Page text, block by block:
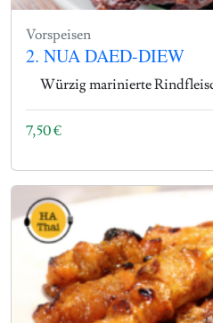
Vorspeisen
2. NUA DAED-DIEW
Würzig marinierte
7,50€